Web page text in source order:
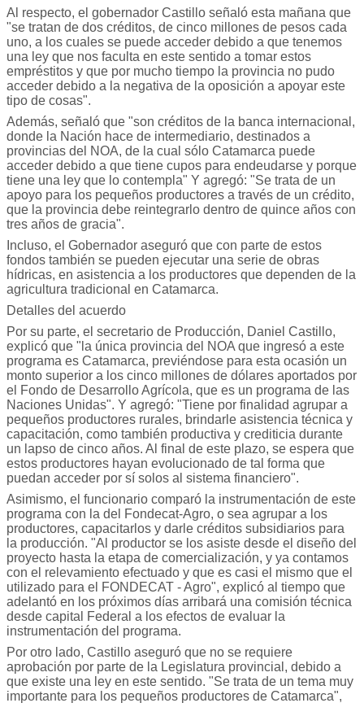
Al respecto, el gobernador Castillo señaló esta mañana que
"se tratan de dos créditos, de cinco millones de pesos cada
uno, a los cuales se puede acceder debido a que tenemos
una ley que nos faculta en este sentido a tomar estos
empréstitos y que por mucho tiempo la provincia no pudo
acceder debido a la negativa de la oposición a apoyar este
tipo de cosas".
Además, señaló que "son créditos de la banca internacional,
donde la Nación hace de intermediario, destinados a
provincias del NOA, de la cual sólo Catamarca puede
acceder debido a que tiene cupos para endeudarse y porque
tiene una ley que lo contempla" Y agregó: "Se trata de un
apoyo para los pequeños productores a través de un crédito,
que la provincia debe reintegrarlo dentro de quince años con
tres años de gracia".
Incluso, el Gobernador aseguró que con parte de estos
fondos también se pueden ejecutar una serie de obras
hídricas, en asistencia a los productores que dependen de la
agricultura tradicional en Catamarca.
Detalles del acuerdo
Por su parte, el secretario de Producción, Daniel Castillo,
explicó que "la única provincia del NOA que ingresó a este
programa es Catamarca, previéndose para esta ocasión un
monto superior a los cinco millones de dólares aportados por
el Fondo de Desarrollo Agrícola, que es un programa de las
Naciones Unidas". Y agregó: "Tiene por finalidad agrupar a
pequeños productores rurales, brindarle asistencia técnica y
capacitación, como también productiva y crediticia durante
un lapso de cinco años. Al final de este plazo, se espera que
estos productores hayan evolucionado de tal forma que
puedan acceder por sí solos al sistema financiero".
Asimismo, el funcionario comparó la instrumentación de este
programa con la del Fondecat-Agro, o sea agrupar a los
productores, capacitarlos y darle créditos subsidiarios para
la producción. "Al productor se los asiste desde el diseño del
proyecto hasta la etapa de comercialización, y ya contamos
con el relevamiento efectuado y que es casi el mismo que el
utilizado para el FONDECAT - Agro", explicó al tiempo que
adelantó en los próximos días arribará una comisión técnica
desde capital Federal a los efectos de evaluar la
instrumentación del programa.
Por otro lado, Castillo aseguró que no se requiere
aprobación por parte de la Legislatura provincial, debido a
que existe una ley en este sentido. "Se trata de un tema muy
importante para los pequeños productores de Catamarca",